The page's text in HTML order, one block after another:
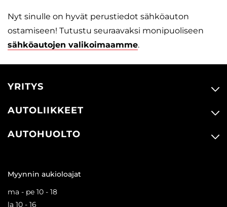
Nyt sinulle on hyvät perustiedot sähköauton
ostamiseen! Tutustu seuraavaksi monipuoliseen
sähköautojen valikoimaamme.
YRITYS
AUTOLIIKKEET
AUTOHUOLTO
Myynnin aukioloajat
ma - pe 10 - 18
la 10 - 16